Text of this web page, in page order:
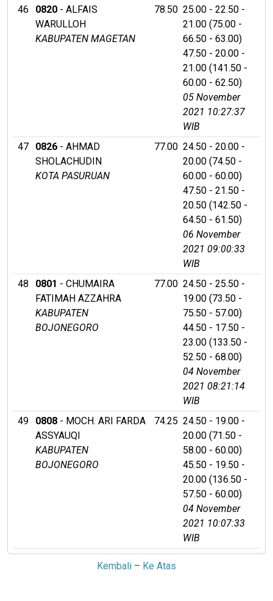
46
0820 - ALFAIS
WARULLOH
KABUPATEN MAGETAN
78.50 25.00 - 22.50 -
21.00 (75.00 -
66.50 - 63.00)
47.50 - 20.00 -
21.00 (141.50 -
60.00 - 62.50)
05 November
2021 10:27:37
WIB
47
0826 - AHMAD
SHOLACHUDIN
KOTA PASURUAN
77.00 24.50 - 20.00 -
20.00 (74.50 -
60.00 - 60.00)
47.50 - 21.50 -
20.50 (142.50 -
64.50 - 61.50)
06 November
2021 09:00:33
WIB
48
0801 - CHUMAIRA
FATIMAH AZZAHRA
KABUPATEN
BOJONEGORO
77.00 24.50 - 25.50 -
19.00 (73.50 -
75.50 - 57.00)
44.50 - 17.50 -
23.00 (133.50 -
52.50 - 68.00)
04 November
2021 08:21:14
WIB
49
0808 - MOCH. ARI FARDA
ASSYAUQI
KABUPATEN
BOJONEGORO
74.25 24.50 - 19.00 -
20.00 (71.50 -
58.00 - 60.00)
45.50 - 19.50 -
20.00 (136.50 -
57.50 - 60.00)
04 November
2021 10:07:33
WIB
Kembali – Ke Atas